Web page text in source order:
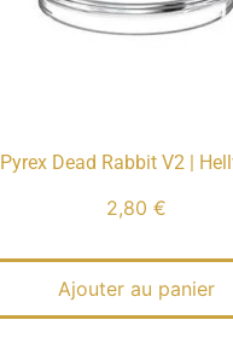
Pyrex Dead Rabbit V2 |
2,80 €
Ajouter au panier